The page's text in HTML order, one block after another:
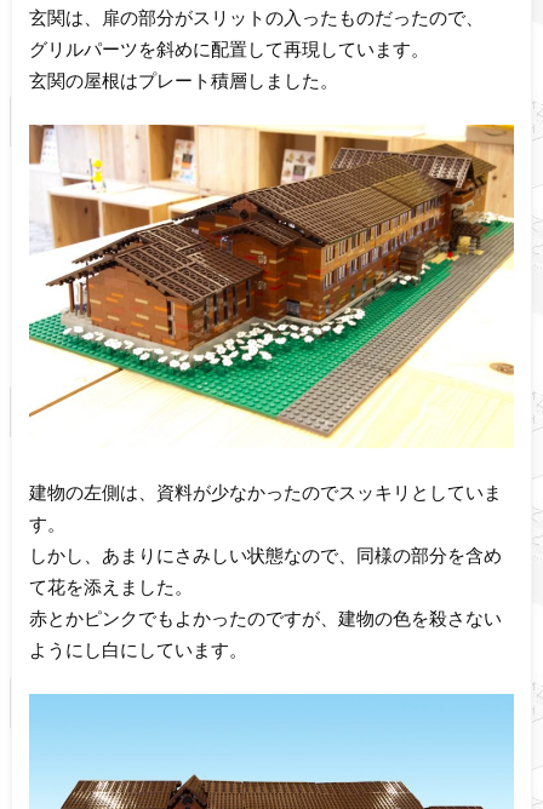
玄関は、扉の部分がスリットの入ったものだったので、
グリルパーツを斜めに配置して再現しています。
玄関の屋根はプレート積層しました。
建物の左側は、資料が少なかったのでスッキリとしていま
す。
しかし、あまりにさみしい状態なので、同様の部分を含め
て花を添えました。
赤とかピンクでもよかったのですが、建物の色を殺さない
ようにし白にしています。